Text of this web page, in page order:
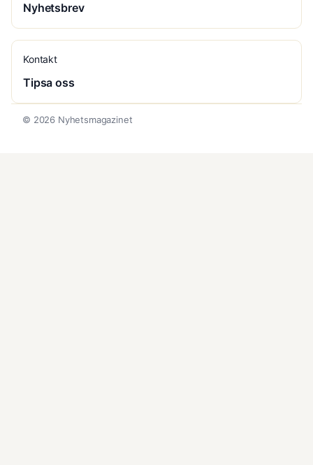
Nyhetsbrev
Kontakt
Tipsa oss
© 2026 Nyhetsmagazinet